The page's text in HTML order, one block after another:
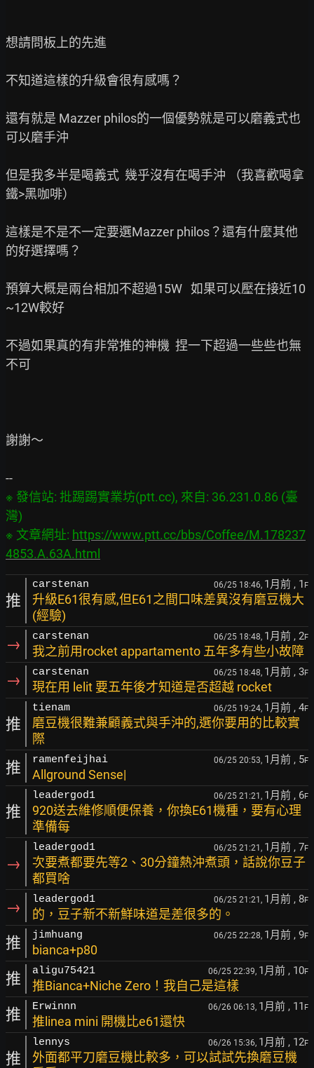
想請問板上的先進
不知道這樣的升級會很有感嗎？
還有就是 Mazzer philos的一個優勢就是可以磨義式也
可以磨手沖
但是我多半是喝義式  幾乎沒有在喝手沖 （我喜歡喝拿
鐵>黑咖啡）
這樣是不是不一定要選Mazzer philos？還有什麼其他
的好選擇嗎？
預算大概是兩台相加不超過15W   如果可以壓在接近10
~12W較好
不過如果真的有非常推的神機  捏一下超過一些些也無
不可
謝謝～
※ 發信站: 批踢踢實業坊(ptt.cc), 來自: 36.231.0.86 (臺
灣)
※ 文章網址: https://www.ptt.cc/bbs/Coffee/M.178237
4853.A.63A.html
推
carstenan 06/25 18:46, 1月前 , 1 F
升級E61很有感,但E61之間口味差異沒有磨豆機大
(經驗)
→ carstenan 06/25 18:48, 1月前 , 2F
我之前用rocket appartamento 五年多有些小故障
→ carstenan 06/25 18:48, 1月前 , 3F
現在用 lelit 要五年後才知道是否超越 rocket
推
tienam 06/25 19:24, 1月前 , 4F
磨豆機很難兼顧義式與手沖的,選你要用的比較實
際
推 ramenfeijhai 06/25 20:53, 1月前 , 5F
Allground Sense|
推
leadergod1 06/25 21:21, 1月前 , 6F
920送去維修順便保養，你換E61機種，要有心理
準備每
→
leadergod1 06/25 21:21, 1月前 , 7F
次要煮都要先等2、30分鐘熱沖煮頭，話說你豆子
都買啥
→ leadergod1 06/25 21:21, 1月前 , 8F
的，豆子新不新鮮味道是差很多的。
推 jimhuang 06/25 22:28, 1月前 , 9F
bianca+p80
推 aligu75421 06/25 22:39, 1月前 , 10F
推Bianca+Niche Zero！我自己是這樣
推 Erwinnn 06/26 06:13, 1月前 , 11 F
推linea mini 開機比e61還快
推
lennys 06/26 15:36, 1月前 , 12F
外面都平刀磨豆機比較多，可以試試先換磨豆機